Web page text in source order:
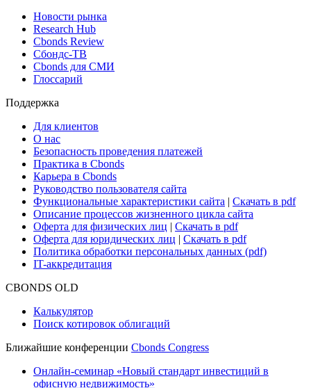
Поиск ETF & Funds
Новости и Аналитика
Новости рынка
Research Hub
Сбондс-ТВ
Глоссарий
Поддержка
Для клиентов
О нас
Безопасность проведения платежей
Практика в Cbonds
Карьера в Cbonds
Руководство пользователя сайта
Функциональные характеристики сайта|Скачать в pdf
Описание процессов жизненного цикла сайта
Оферта для юридических лиц
IT-аккредитация
Поиск котировок облигаций